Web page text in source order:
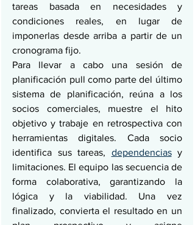
tareas basada en necesidades y
condiciones reales, en lugar de
imponerlas desde arriba a partir de un
cronograma fijo.
Para llevar a cabo una sesión de
planificación pull como parte del último
sistema de planificación, reúna a los
socios comerciales, muestre el hito
objetivo y trabaje en retrospectiva con
herramientas digitales. Cada socio
identifica sus tareas, dependencias y
limitaciones. El equipo las secuencia de
forma colaborativa, garantizando la
lógica y la viabilidad. Una vez
finalizado, convierta el resultado en un